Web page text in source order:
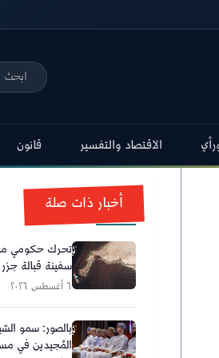
الاقتصاد والتفسير قانون
أخبار ذات صلة
تحرك حكومي
سفينة قبالة جزر
٦ أغسطس ٢٠٢٦
بالصور: سمو
المُجيدين في